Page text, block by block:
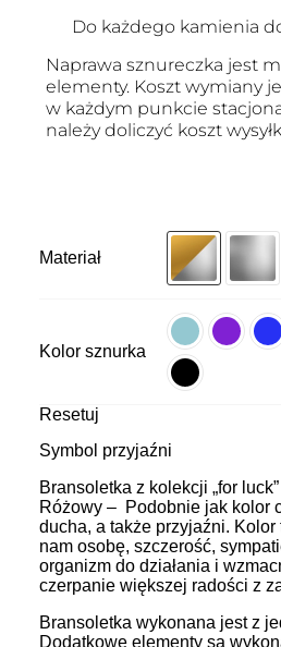
Do każdego kamienia
Naprawa sznureczka jest
elementy. Koszt wymiany
w każdym punkcie
należy doliczyć koszt
Materiał
Kolor sznurka
Resetuj
Symbol przyjaźni
Bransoletka z kolekcji „for
Różowy – Podobnie jak kolor
ducha, a także przyjaźni.
nam osobę, szczerość,
organizm do działania i
czerpanie większej radości z
Bransoletka wykonana jest z
Dodatkowe elementy są